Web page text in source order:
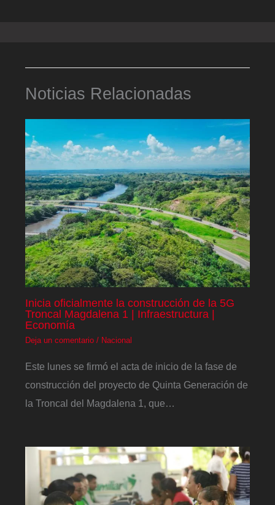
Noticias Relacionadas
Inicia oficialmente la construcción de la 5G
Troncal Magdalena 1 | Infraestructura |
Economía
Deja un comentario / Nacional
Este lunes se firmó el acta de inicio de la fase de
construcción del proyecto de Quinta Generación de
la Troncal del Magdalena 1, que…